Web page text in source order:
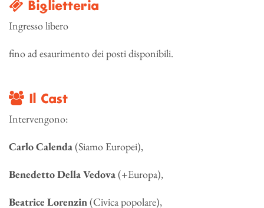
Biglietteria
Ingresso libero
fino ad esaurimento dei posti disponibili.
Il Cast
Intervengono:
Carlo Calenda(Siamo Europei),
Benedetto Della Vedova(+Europa),
Beatrice Lorenzin(Civica popolare),